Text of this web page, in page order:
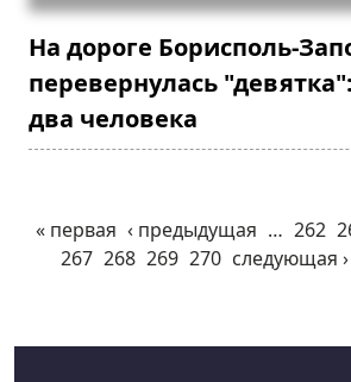
На дороге Борисполь-
перевернулась
два человека
« первая ‹ предыдущая … 262
267 268 269 270 следующая ›